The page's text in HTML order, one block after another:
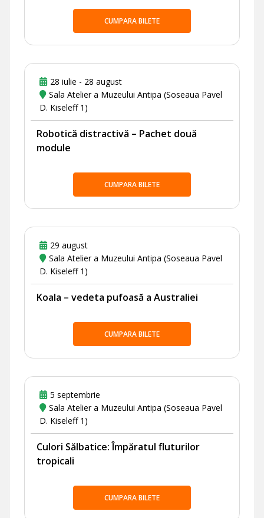
CUMPARA BILETE
28 iulie - 28 august
Sala Atelier a Muzeului Antipa (Soseaua Pavel
D. Kiseleff 1)
Robotică distractivă – Pachet două
module
CUMPARA BILETE
29 august
Sala Atelier a Muzeului Antipa (Soseaua Pavel
D. Kiseleff 1)
Koala – vedeta pufoasă a Australiei
CUMPARA BILETE
5 septembrie
Sala Atelier a Muzeului Antipa (Soseaua Pavel
D. Kiseleff 1)
Culori Sălbatice: Împăratul fluturilor
tropicali
CUMPARA BILETE